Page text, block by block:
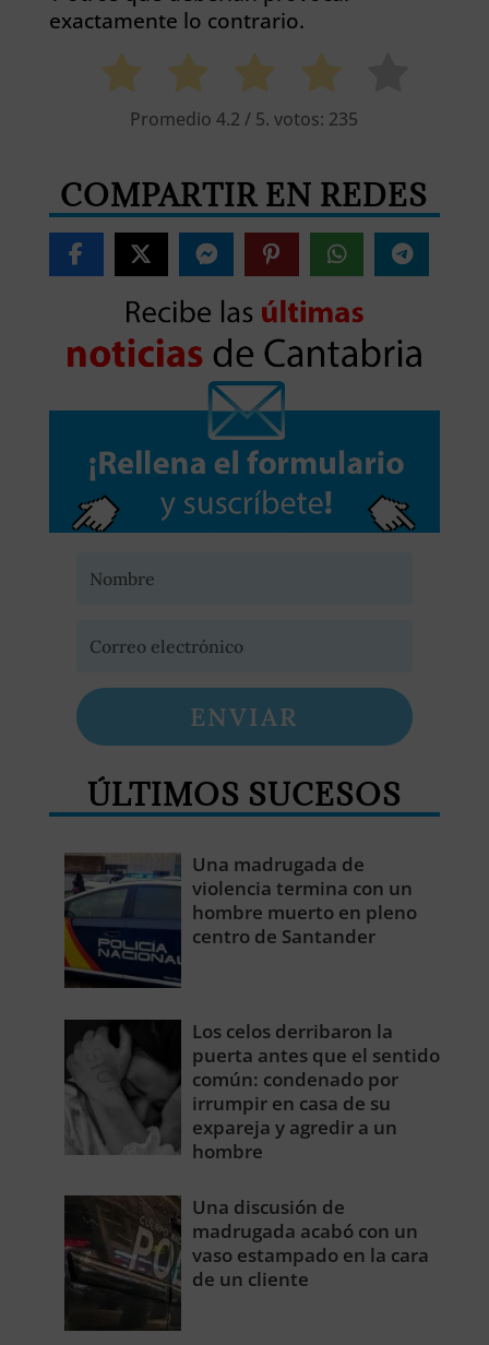
exactamente lo contrario.
Promedio4.2 / 5. votos: 235
COMPARTIR EN REDES
ENVIAR
ÚLTIMOS SUCESOS
Una madrugada de
violencia termina con un
hombre muerto en pleno
centro de Santander
Los celos derribaron la
puerta antes que el sentido
común: condenado por
irrumpir en casa de su
expareja y agredir a un
hombre
Una discusión de
madrugada acabó con un
vaso estampado en la cara
de un cliente